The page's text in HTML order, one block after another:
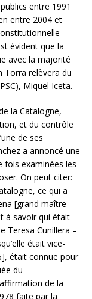
entre 1991
entre 2004 et
évident que la
avec la majorité
Torra relèvera du
Miquel Iceta.
la Catalogne,
et du contrôle
de ses
a annoncé une
fois examinées les
On peut citer:
ce qui a
[grand maître
à savoir qui était
Teresa Cunillera –
était vice-
était connue pour
du
de la
faite par la